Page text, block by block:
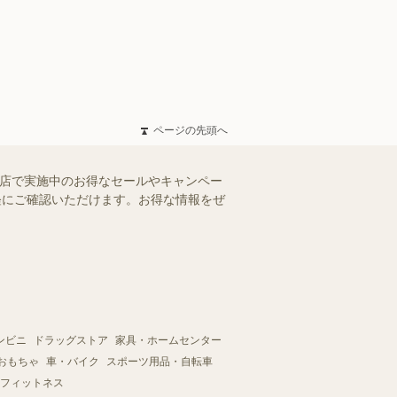
ページの先頭へ
で実施中のお得なセールやキャンペー
ご確認いただけます。お得な情報をぜ
ビニ ドラッグストア
家具・ホームセンター
もちゃ 車・バイク
スポーツ用品・自転車
ィットネス